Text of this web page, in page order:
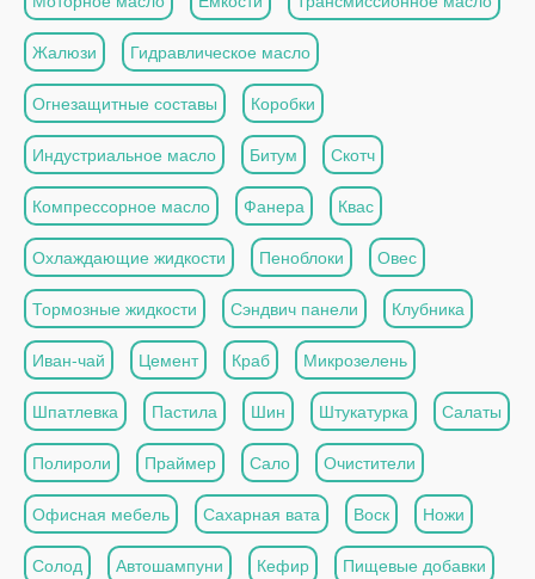
Жалюзи Гидравлическое масло
Огнезащитные составы Коробки
Индустриальное масло Битум Скотч
Компрессорное масло Фанера Квас
Охлаждающие жидкости Пеноблоки Овес
Тормозные жидкости Сэндвич панели Клубника
Иван-чай Цемент Краб Микрозелень
Шпатлевка Пастила Шин Штукатурка Салаты
Полироли Праймер Сало Очистители
Офисная мебель Сахарная вата Воск Ножи
Солод Автошампуни Кефир Пищевые добавки